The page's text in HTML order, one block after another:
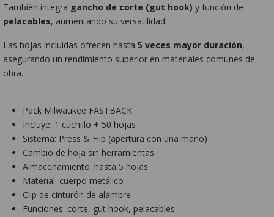
También integra gancho de corte (gut hook) y función de
pelacables, aumentando su versatilidad.
Las hojas incluidas ofrecen hasta5 veces mayor duración,
asegurando un rendimiento superior en materiales comunes de
obra.
Pack Milwaukee FASTBACK
Incluye: 1 cuchillo + 50 hojas
Sistema: Press & Flip (apertura con una mano)
Cambio de hoja sin herramientas
Almacenamiento: hasta 5 hojas
Material: cuerpo metálico
Clip de cinturón de alambre
Funciones: corte, gut hook, pelacables